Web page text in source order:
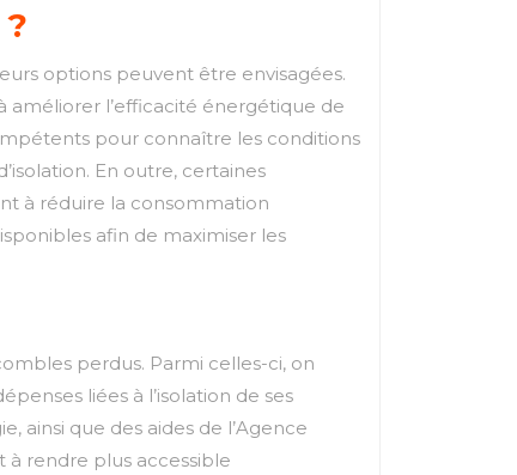
options peuvent être envisagées.
améliorer l’efficacité énergétique de
pour connaître les conditions
En outre, certaines
à réduire la consommation
afin de maximiser les
perdus. Parmi celles-ci, on
liées à l’isolation de ses
ainsi que des aides de l’Agence
à rendre plus accessible